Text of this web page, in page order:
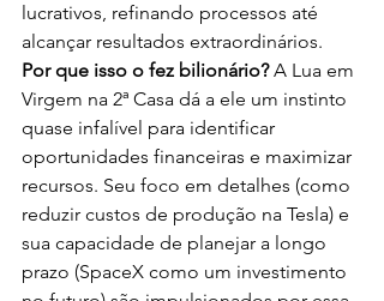
lucrativos, refinando processos até
alcançar resultados extraordinários.
Por que isso o fez bilionário? A Lua em
Virgem na 2ª Casa dá a ele um instinto
quase infalível para identificar
oportunidades financeiras e maximizar
recursos. Seu foco em detalhes (como
reduzir custos de produção na Tesla) e
sua capacidade de planejar a longo
prazo (SpaceX como um investimento